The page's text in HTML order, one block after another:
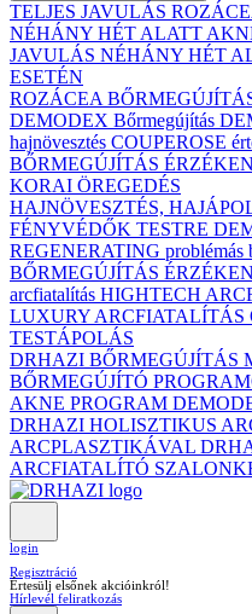
TELJES JAVULÁS
NÉHÁNY HÉT ALATT
JAVULÁS NÉHÁNY HÉT
ESETÉN
ROZÁCEA
DEMODEX Bőrmegújítás
hajnövesztés COUPEROSE
BŐRMEGÚJÍTÁS
KORAI ÖREGEDÉS
HAJNÖVESZTÉS,
FÉNYVÉDŐK TESTRE
REGENERATING problémás
BŐRMEGÚJÍTÁS
arcfiatalítás HIGHTECH
LUXURY ARCFIATALÍTÁS
TESTÁPOLÁS
DRHAZI BŐRMEGÚJÍTÁS
BŐRMEGÚJÍTÓ
AKNE PROGRAM
DRHAZI HOLISZTIKUS
ARCPLASZTIKÁVAL
ARCFIATALÍTÓ
login
Regisztráció
Értesülj elsőnek akcióinkról!
Hírlevél feliratkozás